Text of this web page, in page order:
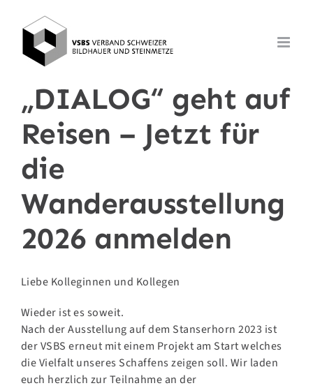
Inhalt
springen
„DIALOG“ geht auf
Reisen – Jetzt für
die
Wanderausstellung
2026 anmelden
Liebe Kolleginnen und Kollegen
Wieder ist es soweit.
Nach der Ausstellung auf dem Stanserhorn 2023 ist
der VSBS erneut mit einem Projekt am Start welches
die Vielfalt unseres Schaffens zeigen soll. Wir laden
euch herzlich zur Teilnahme an der